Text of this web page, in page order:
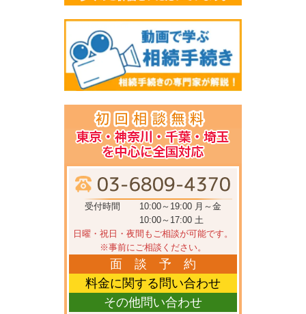
受付時間
10:00～19:00 月～金
10:00～17:00 土
日曜・祝日・夜間もご相談が可能です。
※事前にご相談ください。
面 談 予 約
料金に関する問い合わせ
その他問い合わせ